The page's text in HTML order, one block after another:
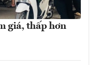
giá, thấp hơn